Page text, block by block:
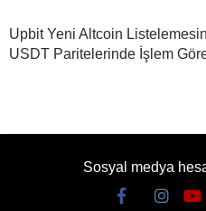
Upbit Yeni Altcoin
USDT Paritelerinde İşlem
Sosyal medya